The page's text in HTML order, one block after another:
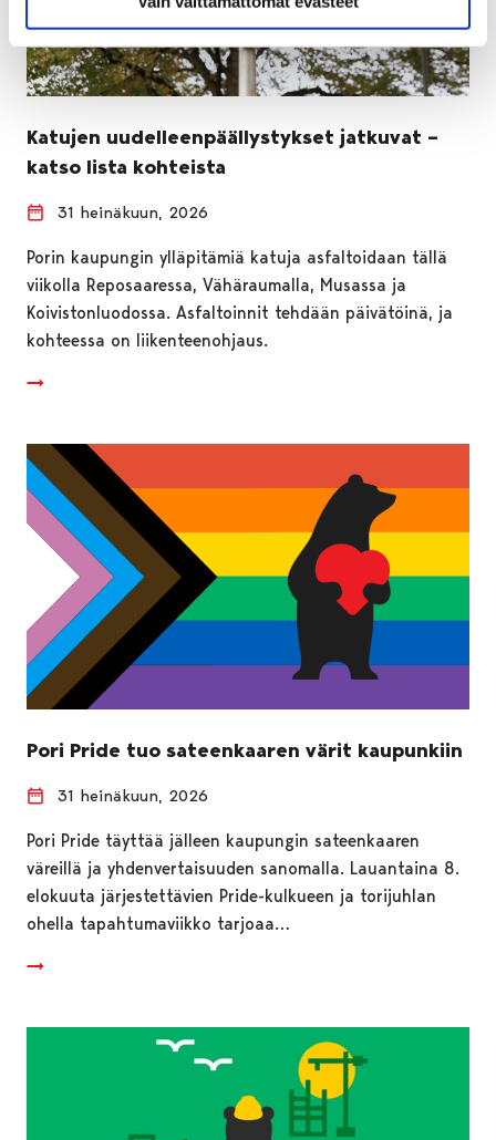
Katujen uudelleenpäällystykset jatkuvat –
katso lista kohteista
31 heinäkuun, 2026
Porin kaupungin ylläpitämiä katuja asfaltoidaan tällä
viikolla Reposaaressa, Vähäraumalla, Musassa ja
Koivistonluodossa. Asfaltoinnit tehdään päivätöinä, ja
kohteessa on liikenteenohjaus.
Pori Pride tuo sateenkaaren värit kaupunkiin
31 heinäkuun, 2026
Pori Pride täyttää jälleen kaupungin sateenkaaren
väreillä ja yhdenvertaisuuden sanomalla. Lauantaina 8.
elokuuta järjestettävien Pride-kulkueen ja torijuhlan
ohella tapahtumaviikko tarjoaa…